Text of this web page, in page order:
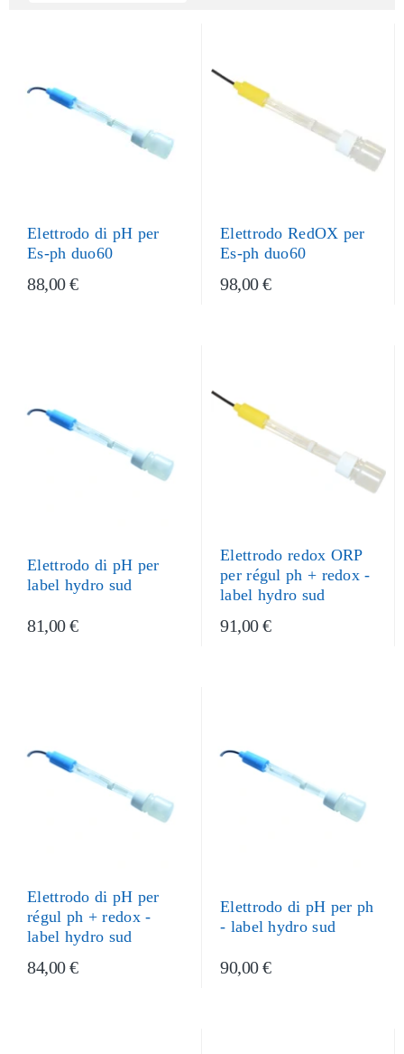
Elettrodo di pH per
Es-ph duo60
88,00 €
Elettrodo RedOX per
Es-ph duo60
98,00 €
Elettrodo di pH per
label hydro sud
81,00 €
Elettrodo redox ORP
per régul ph + redox -
label hydro sud
91,00 €
Elettrodo di pH per
régul ph + redox -
label hydro sud
84,00 €
Elettrodo di pH per ph
- label hydro sud
90,00 €